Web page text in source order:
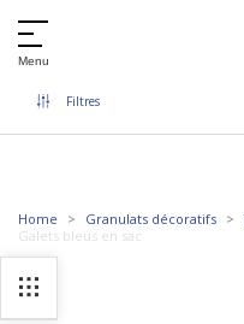
Menu
Filtres
Home Granulats décoratifs
Galets bleus en sac